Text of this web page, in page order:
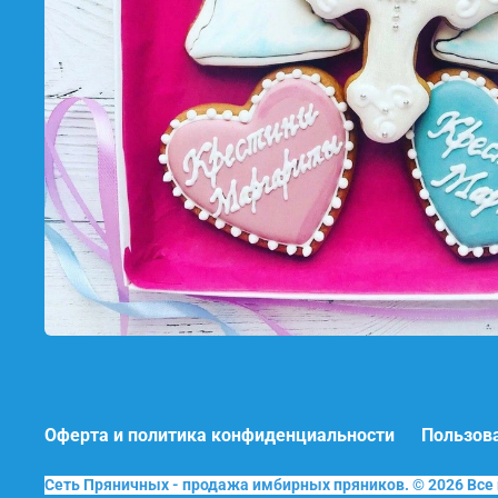
Оферта и политика конфиденциальности
Сеть Пряничных - продажа имбирных пряников. © 2026